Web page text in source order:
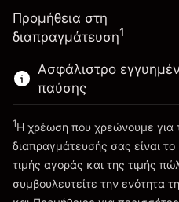
Πηγαίνετε στην
Μέγεθος
~$5,000.00
Χρήματα από
Προμήθεια στη
διαπραγμάτευση1
Ασφάλιστρο
παύσης
Χρεώσεις και
1Η χρέωση που χρεώνουμε για
διαπραγμάτευσής σας είναι
τιμής αγοράς και της τιμής
συμβουλευτείτε την ενότητα